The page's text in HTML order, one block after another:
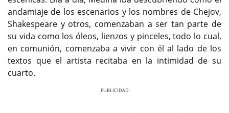
andamiaje de los escenarios y los nombres de Chejov,
Shakespeare y otros, comenzaban a ser tan parte de
su vida como los óleos, lienzos y pinceles, todo lo cual,
en comunión, comenzaba a vivir con él al lado de los
textos que el artista recitaba en la intimidad de su
cuarto.